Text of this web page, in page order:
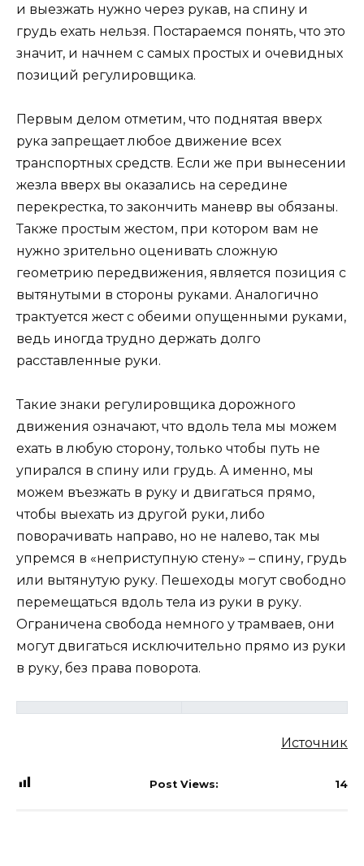
и выезжать нужно через рукав, на спину и
грудь ехать нельзя. Постараемся понять, что это
значит, и начнем с самых простых и очевидных
позиций регулировщика.
Первым делом отметим, что поднятая вверх
рука запрещает любое движение всех
транспортных средств. Если же при вынесении
жезла вверх вы оказались на середине
перекрестка, то закончить маневр вы обязаны.
Также простым жестом, при котором вам не
нужно зрительно оценивать сложную
геометрию передвижения, является позиция с
вытянутыми в стороны руками. Аналогично
трактуется жест с обеими опущенными руками,
ведь иногда трудно держать долго
расставленные руки.
Такие знаки регулировщика дорожного
движения означают, что вдоль тела мы можем
ехать в любую сторону, только чтобы путь не
упирался в спину или грудь. А именно, мы
можем въезжать в руку и двигаться прямо,
чтобы выехать из другой руки, либо
поворачивать направо, но не налево, так мы
упремся в «неприступную стену» – спину, грудь
или вытянутую руку. Пешеходы могут свободно
перемещаться вдоль тела из руки в руку.
Ограничена свобода немного у трамваев, они
могут двигаться исключительно прямо из руки
в руку, без права поворота.
Источник
Post Views: 14